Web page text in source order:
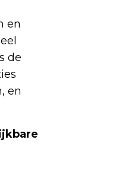
en
de
en